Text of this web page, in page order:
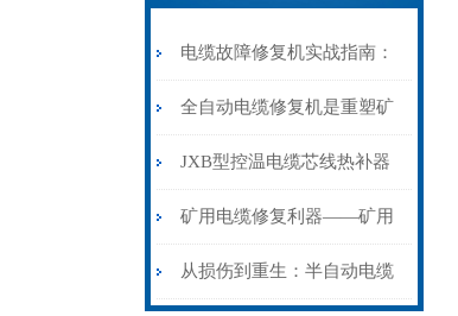
电缆故障修复机实战指南：
从“盲测”到“精确定点”的三
步作业法
全自动电缆修复机是重塑矿
山电力动脉的“智能外科医
生”
JXB型控温电缆芯线热补器
安装与接线：精准修复的工
艺基石
矿用电缆修复利器——矿用
电缆热补机智能控温，安全
从损伤到重生：半自动电缆